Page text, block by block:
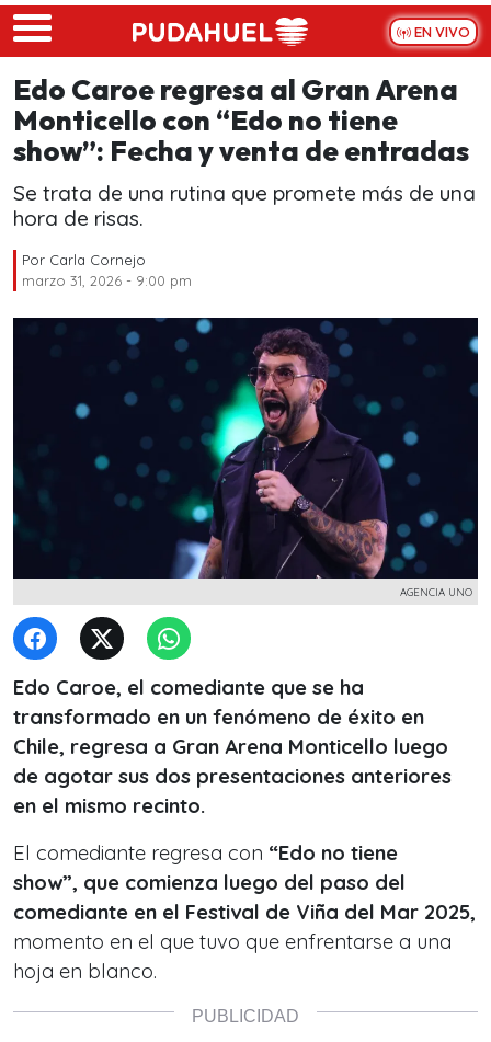
Skip to main content
EN VIVO
Edo Caroe regresa al Gran Arena
Monticello con “Edo no tiene
show”: Fecha y venta de entradas
Se trata de una rutina que promete más de una
hora de risas.
Por Carla Cornejo
marzo 31, 2026 - 9:00 pm
AGENCIA UNO
Edo Caroe, el comediante que se ha
transformado en un fenómeno de éxito en
Chile, regresa a Gran Arena Monticello luego
de agotar sus dos presentaciones anteriores
en el mismo recinto.
El comediante regresa con “Edo no tiene
show”, que comienza luego del paso del
comediante en el Festival de Viña del Mar 2025,
momento en el que tuvo que enfrentarse a una
hoja en blanco.